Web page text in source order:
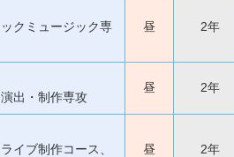
クミュージック専
昼 2年
出・制作専攻
昼 2年
イブ制作コース、
昼 2年